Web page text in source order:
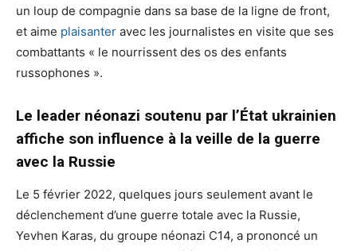
un loup de compagnie dans sa base de la ligne de front,
et aime plaisanter avec les journalistes en visite que ses
combattants « le nourrissent des os des enfants
russophones ».
Le leader néonazi soutenu par l’État ukrainien
affiche son influence à la veille de la guerre
avec la Russie
Le 5 février 2022, quelques jours seulement avant le
déclenchement d’une guerre totale avec la Russie,
Yevhen Karas, du groupe néonazi C14, a prononcé un